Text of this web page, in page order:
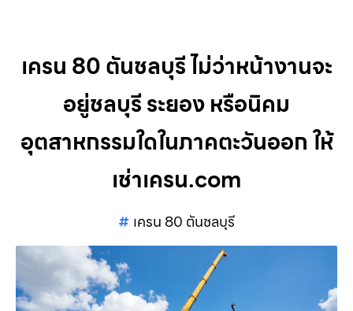
เครน 80 ตันชลบุรี ไม่ว่าหน้างานจะ
อยู่ชลบุรี ระยอง หรือนิคม
อุตสาหกรรมใดในภาคตะวันออก ให้
เช่าเครน.com
เครน 80 ตันชลบุรี